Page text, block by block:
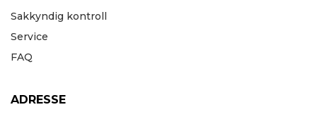
Sakkyndig kontroll
Service
FAQ
ADRESSE